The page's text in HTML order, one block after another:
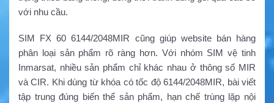
với nhu cầu.
SIM FX 60 6144/2048MIR cũng giúp website bán hàng
phân loại sản phẩm rõ ràng hơn. Với nhóm SIM vệ tinh
Inmarsat, nhiều sản phẩm chỉ khác nhau ở thông số MIR
và CIR. Khi dùng từ khóa có tốc độ 6144/2048MIR, bài viết
tập trung đúng biến thể sản phẩm, hạn chế trùng lặp nội